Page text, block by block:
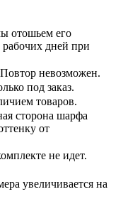
отошьем его
рабочих дней при
невозможен.
под заказ.
товаров.
сторона шарфа
от
не идет.
увеличивается на